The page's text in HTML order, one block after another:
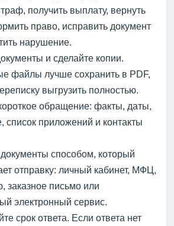
получить выплату, вернуть
право, исправить документ
нарушение.
и сделайте копии.
файлы лучше сохранить в PDF,
выгрузить полностью.
обращение: факты, даты,
список приложений и контакты
способом, который
отправку: личный кабинет, МФЦ,
заказное письмо или
электронный сервис.
срок ответа. Если ответа нет